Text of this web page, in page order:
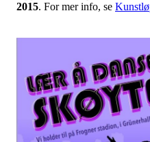
2015. For mer info, se